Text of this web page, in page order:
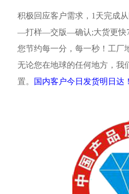
积极回应客户需求，1天完成
—打样—交版—确认;大货更快
您节约每一分，每一秒！工厂
无论您在地球的任何地方，我
置。
国内客户今日发货明日达！